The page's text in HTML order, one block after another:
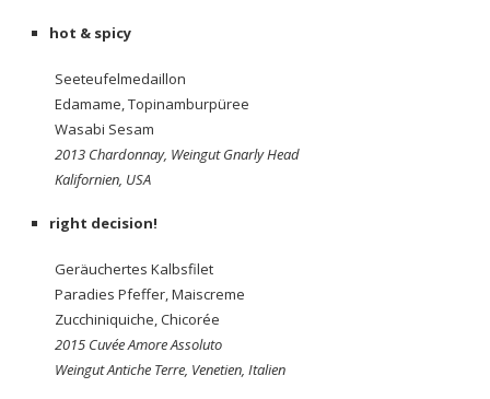
hot & spicy
Seeteufelmedaillon
Edamame, Topinamburpüree
Wasabi Sesam
2013 Chardonnay, Weingut Gnarly Head
Kalifornien, USA
right decision!
Geräuchertes Kalbsfilet
Paradies Pfeffer, Maiscreme
Zucchiniquiche, Chicorée
2015 Cuvée Amore Assoluto
Weingut Antiche Terre, Venetien, Italien